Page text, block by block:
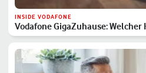
INSIDE VODAFONE
Vodafone GigaZuhause: Welcher